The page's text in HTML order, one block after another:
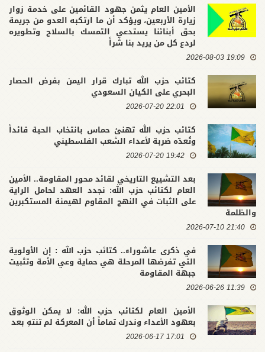
الأمين العام يثمن جهود القائمين على خدمة زوار
زيارة الأربعين، ويؤكد أن ما ارتكبه العدو من جريمة
بحق أبنائنا يستدعي التمسك بالسلاح وتطويره
لردع كل من يريد بنا شراً
19:09 2026-08-03
كتائب حزب الله تبارك قرار اليمن بفرض الحصار
البحري على الكيان السعودي
22:01 2026-07-20
كتائب حزب الله تهنئ حماس بانتخاب الحية قائداً
وتُعدّه ضربة لأعداء الشعب الفلسطيني
19:42 2026-07-20
بعد التشييع التاريخي لقائد محور المقاومة.. الأمين
العام لكتائب حزب الله: نجدد العهد لحامل الراية
على الثبات في النهج المقاوم لهيمنة المستكبرين
والظلمة
21:40 2026-07-10
في ذكرى عاشوراء.. كتائب حزب الله : إن الأولوية
التي تفرضها المرحلة هي حماية وعي الأمة وتثبيت
جبهة المقاومة
11:39 2026-06-26
الأمين العام لكتائب حزب الله: لا يمكن الوثوق
بعهود الأعداء وندرك تماماً أن المعركة لم تنتهِ بعد
17:01 2026-06-17